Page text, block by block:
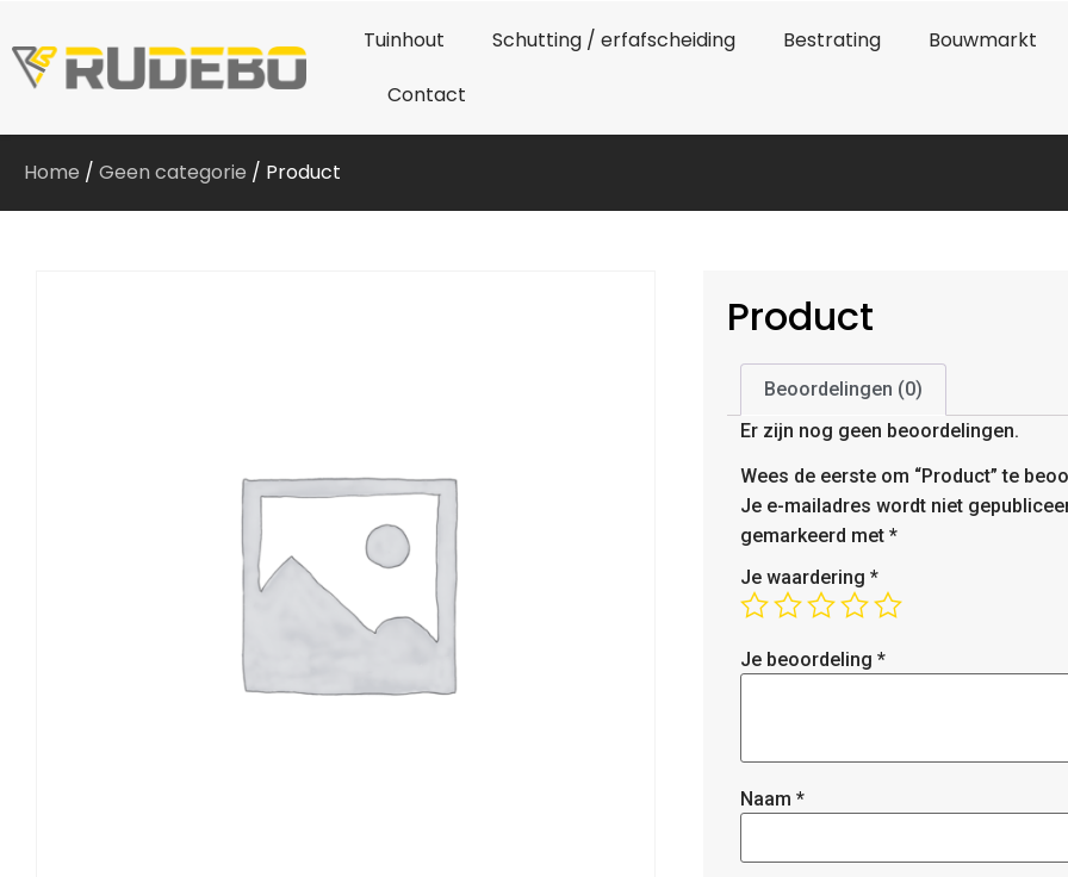
Tuinhout Schutting / erfafscheiding Bestrating
Bouwmarkt
Contact
Home / Geen categorie / Product
Product
Beoordelingen (0)
Er zijn nog geen beoordelingen.
Wees de eerste om “Product” te
Je e-mailadres wordt niet
gemarkeerd met *
Je waardering *
Je beoordeling *
Naam *